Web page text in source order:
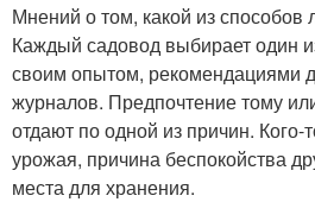
Мнений о том, какой из способов
Каждый садовод выбирает один
своим опытом, рекомендациями
журналов. Предпочтение тому
отдают по одной из причин. Кого-
урожая, причина беспокойства
места для хранения.